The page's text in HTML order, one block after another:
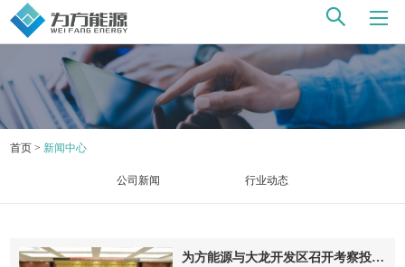
首页 > 新闻中心
公司新闻 行业动态
为方能源与大龙开发区召开考察投资座谈会